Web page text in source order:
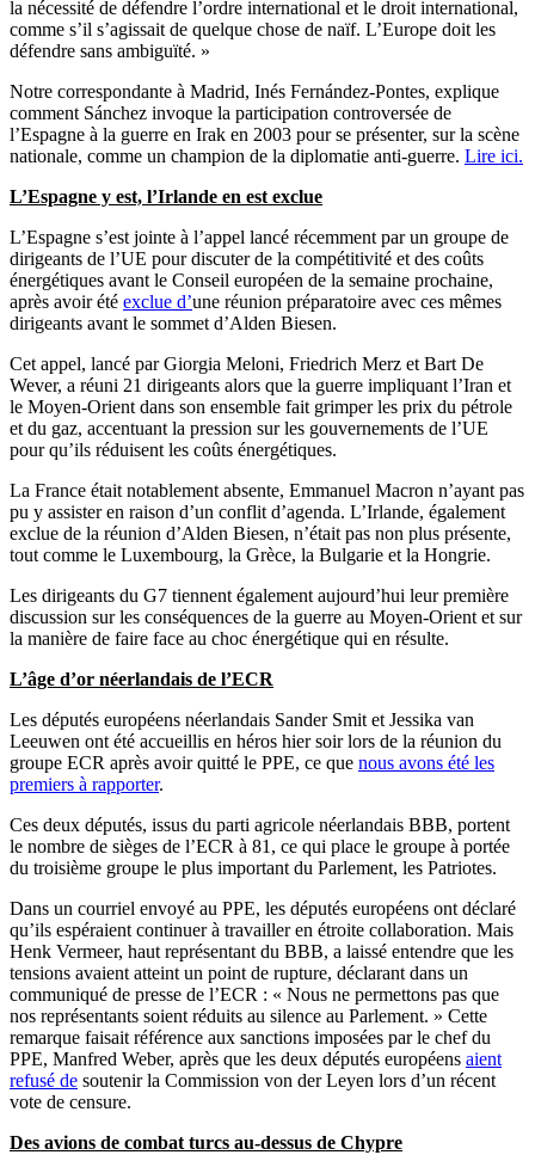
la nécessité de défendre l’ordre international et le droit international,
comme s’il s’agissait de quelque chose de naïf. L’Europe doit les
défendre sans ambiguïté. »
Notre correspondante à Madrid, Inés Fernández-Pontes, explique
comment Sánchez invoque la participation controversée de
l’Espagne à la guerre en Irak en 2003 pour se présenter, sur la scène
nationale, comme un champion de la diplomatie anti-guerre. Lire ici.
L’Espagne y est, l’Irlande en est exclue
L’Espagne s’est jointe à l’appel lancé récemment par un groupe de
dirigeants de l’UE pour discuter de la compétitivité et des coûts
énergétiques avant le Conseil européen de la semaine prochaine,
après avoir été exclue d’une réunion préparatoire avec ces mêmes
dirigeants avant le sommet d’Alden Biesen.
Cet appel, lancé par Giorgia Meloni, Friedrich Merz et Bart De
Wever, a réuni 21 dirigeants alors que la guerre impliquant l’Iran et
le Moyen-Orient dans son ensemble fait grimper les prix du pétrole
et du gaz, accentuant la pression sur les gouvernements de l’UE
pour qu’ils réduisent les coûts énergétiques.
La France était notablement absente, Emmanuel Macron n’ayant pas
pu y assister en raison d’un conflit d’agenda. L’Irlande, également
exclue de la réunion d’Alden Biesen, n’était pas non plus présente,
tout comme le Luxembourg, la Grèce, la Bulgarie et la Hongrie.
Les dirigeants du G7 tiennent également aujourd’hui leur première
discussion sur les conséquences de la guerre au Moyen-Orient et sur
la manière de faire face au choc énergétique qui en résulte.
L’âge d’or néerlandais de l’ECR
Les députés européens néerlandais Sander Smit et Jessika van
Leeuwen ont été accueillis en héros hier soir lors de la réunion du
groupe ECR après avoir quitté le PPE, ce que nous avons été les
premiers à rapporter.
Ces deux députés, issus du parti agricole néerlandais BBB, portent
le nombre de sièges de l’ECR à 81, ce qui place le groupe à portée
du troisième groupe le plus important du Parlement, les Patriotes.
Dans un courriel envoyé au PPE, les députés européens ont déclaré
qu’ils espéraient continuer à travailler en étroite collaboration. Mais
Henk Vermeer, haut représentant du BBB, a laissé entendre que les
tensions avaient atteint un point de rupture, déclarant dans un
communiqué de presse de l’ECR : « Nous ne permettons pas que
nos représentants soient réduits au silence au Parlement. » Cette
remarque faisait référence aux sanctions imposées par le chef du
PPE, Manfred Weber, après que les deux députés européens aient
refusé de soutenir la Commission von der Leyen lors d’un récent
vote de censure.
Des avions de combat turcs au-dessus de Chypre